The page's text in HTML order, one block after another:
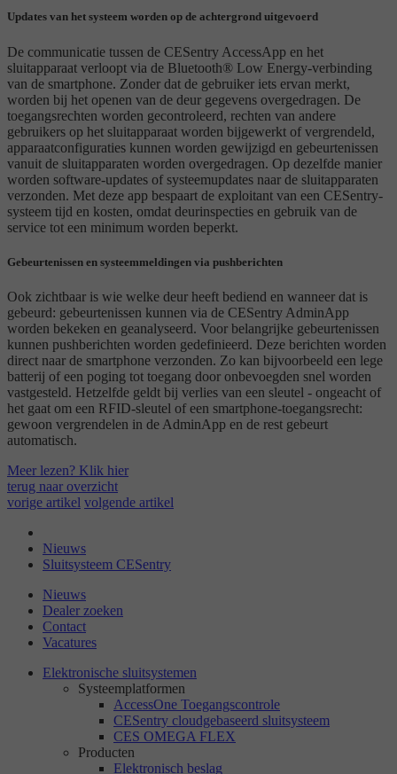
Updates van het systeem worden op de achtergrond uitgevoerd
De communicatie tussen de CESentry AccessApp en het
sluitapparaat verloopt via de Bluetooth® Low Energy-verbinding
van de smartphone. Zonder dat de gebruiker iets ervan merkt,
worden bij het openen van de deur gegevens overgedragen. De
toegangsrechten worden gecontroleerd, rechten van andere
gebruikers op het sluitapparaat worden bijgewerkt of vergrendeld,
apparaatconfiguraties kunnen worden gewijzigd en gebeurtenissen
vanuit de sluitapparaten worden overgedragen. Op dezelfde manier
worden software-updates of systeemupdates naar de sluitapparaten
verzonden. Met deze app bespaart de exploitant van een CESentry-
systeem tijd en kosten, omdat deurinspecties en gebruik van de
service tot een minimum worden beperkt.
Gebeurtenissen en systeemmeldingen via pushberichten
Ook zichtbaar is wie welke deur heeft bediend en wanneer dat is
gebeurd: gebeurtenissen kunnen via de CESentry AdminApp
worden bekeken en geanalyseerd. Voor belangrijke gebeurtenissen
kunnen pushberichten worden gedefinieerd. Deze berichten worden
direct naar de smartphone verzonden. Zo kan bijvoorbeeld een lege
batterij of een poging tot toegang door onbevoegden snel worden
vastgesteld. Hetzelfde geldt bij verlies van een sleutel - ongeacht of
het gaat om een RFID-sleutel of een smartphone-toegangsrecht:
gewoon vergrendelen in de AdminApp en de rest gebeurt
automatisch.
Meer lezen? Klik hier
terug naar overzicht
vorige artikel volgende artikel
Nieuws
Sluitsysteem CESentry
Nieuws
Dealer zoeken
Contact
Vacatures
Elektronische sluitsystemen
Systeemplatformen
AccessOne Toegangscontrole
CESentry cloudgebaseerd sluitsysteem
CES OMEGA FLEX
Producten
Elektronisch beslag